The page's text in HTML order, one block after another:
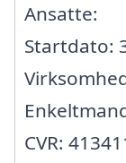
Ansatte:
Startdato:
CVR: